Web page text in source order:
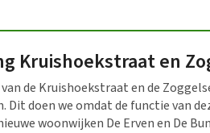
Kruishoekstraat en
van de Kruishoekstraat en de
Dit doen we omdat de functie van
woonwijken De Erven en De